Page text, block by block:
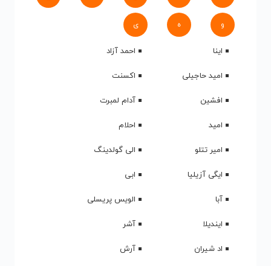
و ه ی
اینا
احمد آزاد
امید حاجیلی
اکسنت
افشین
آدام لمبرت
امید
احلام
امیر تتلو
الی گولدینگ
ایگی آزیلیا
ابی
آبا
الویس پریسلی
ایندیلا
آشر
اد شیران
آرش